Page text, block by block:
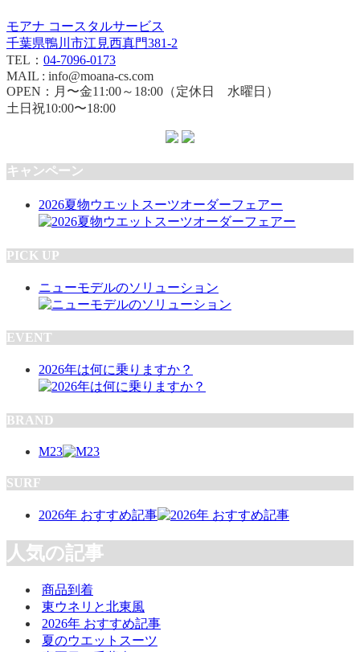
モアナ コースタルサービス
千葉県鴨川市江見西真門381-2
TEL： 04-7096-0173
MAIL : info@moana-cs.com
OPEN：月〜金11:00～18:00（定休日 水曜日）
土日祝10:00〜18:00
キャンペーン
2026夏物ウエットスーツオーダーフェアー
PICK UP
ニューモデルのソリューション
EVENT
2026年は何に乗りますか？
BRAND
M23
SURF
2026年 おすすめ記事
人気の記事
商品到着
東ウネリと北東風
2026年 おすすめ記事
夏のウエットスーツ